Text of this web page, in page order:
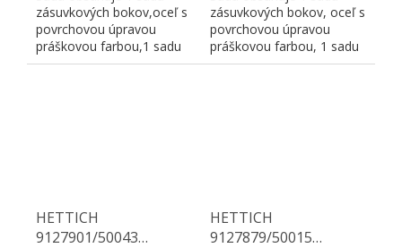
zásuvkových bokov,oceľ s
povrchovou úpravou
práškovou farbou,1 sadu
korpusových koľajničiek...
zásuvkových bokov, oceľ s
povrchovou úpravou
práškovou farbou, 1 sadu
korpusových koľajničiek...
HETTICH
9127901/50043
HETTICH
9127879/50015